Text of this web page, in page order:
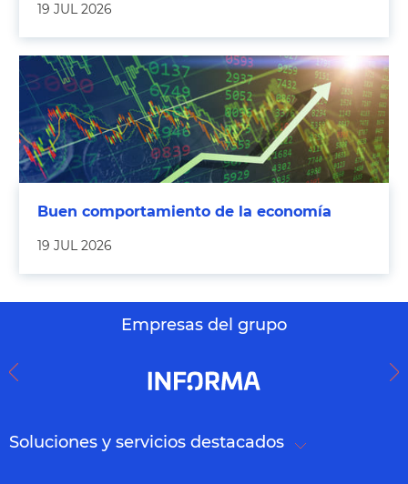
19 JUL 2026
Buen comportamiento de la economía
19 JUL 2026
Empresas del grupo
Soluciones y servicios destacados